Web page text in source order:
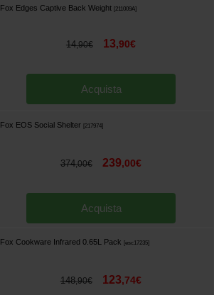
Fox Edges Captive Back Weight 211009A]
14,90€ 13,90€
Acquista
Fox EOS Social Shelter 217974]
374,00€ 239,00€
Acquista
Fox Cookware Infrared 0.65L Pack [esc17235]
148,90€ 123,74€